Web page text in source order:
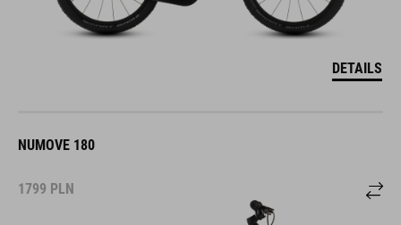
DETAILS
NUMOVE 180
1799 PLN